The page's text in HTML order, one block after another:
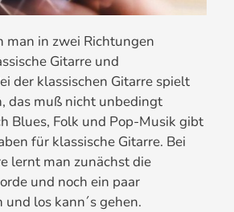
man in zwei Richtungen
Gitarre und
der klassischen Gitarre spielt
das muß nicht unbedingt
Blues, Folk und Pop-Musik gibt
für klassische Gitarre. Bei
lernt man zunächst die
und noch ein paar
los kann´s gehen.